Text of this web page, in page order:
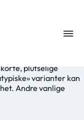
vanligste
svimmelhet - og når
plutselige
varianter kan
Andre vanlige